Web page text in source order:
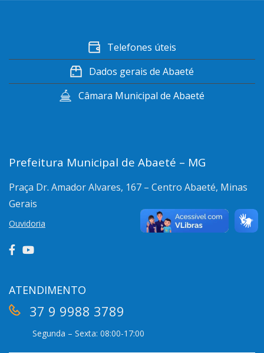
Telefones úteis
Dados gerais de Abaeté
Câmara Municipal de Abaeté
Prefeitura Municipal de Abaeté – MG
Praça Dr. Amador Alvares, 167 – Centro Abaeté, Minas
Gerais
Ouvidoria
ATENDIMENTO
37 9 9988 3789
Segunda – Sexta: 08:00-17:00